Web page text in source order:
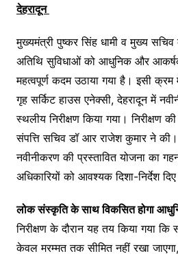
c
e
b
o
o
k
er l
s
A
p
p
s
e
n
g
er
देहरादून
मुख्यमंत्री पुष्कर सिंह धामी व मुख्य सचिव
अतिथि सुविधाओं को आधुनिक और
महत्वपूर्ण कदम उठाया गया है। इसी क्रम
गृह सर्किट हाउस एनेक्सी, देहरादून में
स्थलीय निरीक्षण किया गया। निरीक्षण
संपत्ति सचिव डॉ आर राजेश कुमार ने की।
नवीनीकरण की प्रस्तावित योजना का
अधिकारियों को आवश्यक दिशा-निर्देश
लोक संस्कृति के साथ विकसित होगा
निरीक्षण के दौरान यह तय किया गया कि
केवल मरम्मत तक सीमित नहीं रखा